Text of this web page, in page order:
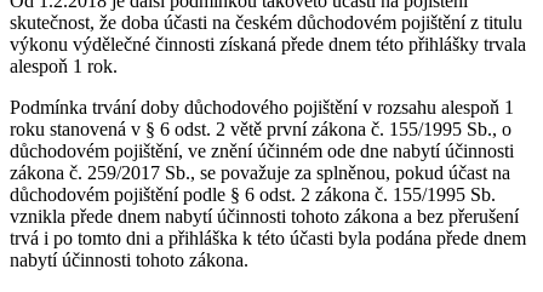
skutečnost, že doba účasti na českém důchodovém pojištění z titulu
výkonu výdělečné činnosti získaná přede dnem této přihlášky trvala
alespoň 1 rok.
Podmínka trvání doby důchodového pojištění v rozsahu alespoň 1
roku stanovená v § 6 odst. 2 větě první zákona č. 155/1995 Sb., o
důchodovém pojištění, ve znění účinném ode dne nabytí účinnosti
zákona č. 259/2017 Sb., se považuje za splněnou, pokud účast na
důchodovém pojištění podle § 6 odst. 2 zákona č. 155/1995 Sb.
vznikla přede dnem nabytí účinnosti tohoto zákona a bez přerušení
trvá i po tomto dni a přihláška k této účasti byla podána přede dnem
nabytí účinnosti tohoto zákona.